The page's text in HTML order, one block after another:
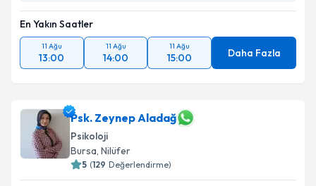
En Yakın Saatler
11 Ağu
13:00
11 Ağu
14:00
11 Ağu
15:00 Daha Fazla
Psk. Zeynep Aladağ
Psikoloji
Bursa, Nilüfer
5 (129 Değerlendirme)